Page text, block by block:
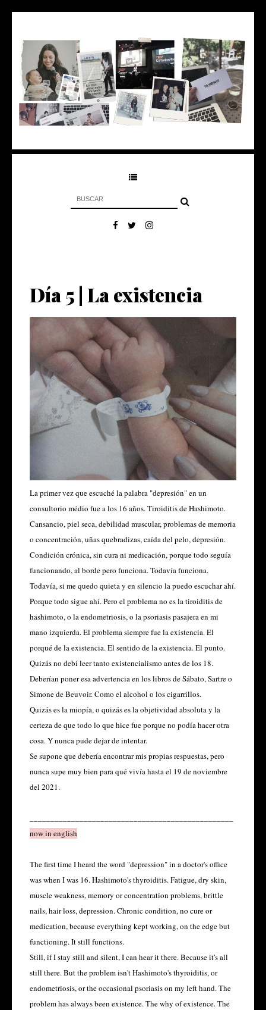
Día 5 | La existencia
La primer vez que escuché la palabra "depresión" en un
consultorio médio fue a los 16 años. Tiroiditis de Hashimoto.
Cansancio, piel seca, debilidad muscular, problemas de memoria
o concentración, uñas quebradizas, caída del pelo, depresión.
Condición crónica, sin cura ni medicación, porque todo seguía
funcionando, al borde pero funciona. Todavía funciona.
Todavía, si me quedo quieta y en silencio la puedo escuchar ahí.
Porque todo sigue ahí. Pero el problema no es la tiroiditis de
hashimoto, o la endometriosis, o la psoriasis pasajera en mi
mano izquierda. El problema siempre fue la existencia. El
porqué de la existencia. El sentido de la existencia. El punto.
Quizás no debí leer tanto existencialismo antes de los 18.
Deberían poner esa advertencia en los libros de Sábato, Sartre o
Simone de Beuvoir. Como el alcohol o los cigarrillos.
Quizás es la miopía, o quizás es la objetividad absoluta y la
certeza de que todo lo que hice fue porque no podía hacer otra
cosa. Y nunca pude dejar de intentar.
Se supone que debería encontrar mis propias respuestas, pero
nunca supe muy bien para qué vivía hasta el 19 de noviembre
del 2021.
now in english
The first time I heard the word "depression" in a doctor's office
was when I was 16. Hashimoto's thyroiditis. Fatigue, dry skin,
muscle weakness, memory or concentration problems, brittle
nails, hair loss, depression. Chronic condition, no cure or
medication, because everything kept working, on the edge but
functioning. It still functions.
Still, if I stay still and silent, I can hear it there. Because it's all
still there. But the problem isn't Hashimoto's thyroiditis, or
endometriosis, or the occasional psoriasis on my left hand. The
problem has always been existence. The why of existence. The